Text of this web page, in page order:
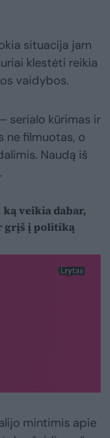
situacija jam
klestėti reikia
vaidybos.
serialo kūrimas ir
ne filmuotas, o
Naudą iš
veikia dabar,
grįš į politiką
mintimis apie